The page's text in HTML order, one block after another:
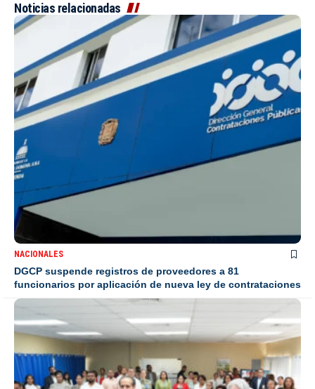
Noticias relacionadas
NACIONALES
DGCP suspende registros de proveedores a 81
funcionarios por aplicación de nueva ley de contrataciones